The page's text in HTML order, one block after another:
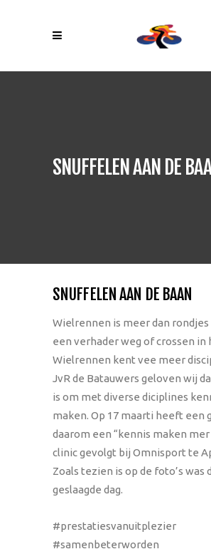
SNUFFELEN AAN DE
SNUFFELEN AAN DE BAAN
Wielrennen is meer dan
een verhader weg of crossen in
Wielrennen kent vee meer
JvR de Batauwers geloven wij
is om met diverse diciplines
maken. Op 17 maarti heeft een
daarom een “kennis maken mer
clinic gevolgt bij Omnisport te
Zoals tezien is op de foto’s was
geslaagde dag.
#prestatiesvanuitplezier
#samenbeterworden